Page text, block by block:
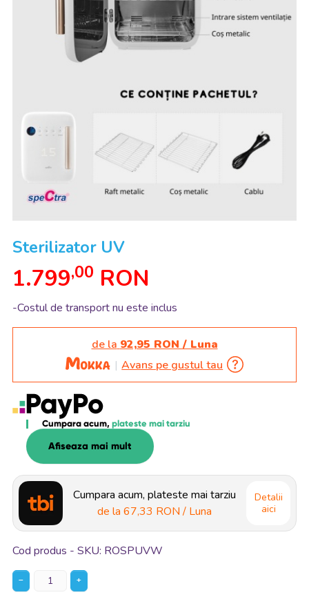
Sterilizator UV
1.799,00 RON
-Costul de transport nu este inclus
de la 92,95 RON / Luna
Avans pe gustul tau
Cumpara acum, plateste mai tarziu
Afiseaza mai mult
Cumpara acum, plateste mai tarziu
de la 67,33 RON / Luna
Detalii
aici
Cod produs - SKU ROSPUVW
− +